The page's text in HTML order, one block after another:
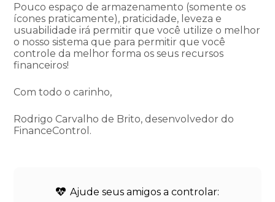
Pouco espaço de armazenamento (somente os
ícones praticamente), praticidade, leveza e
usuabilidade irá permitir que você utilize o melhor
o nosso sistema que para permitir que você
controle da melhor forma os seus recursos
financeiros!
Com todo o carinho,
Rodrigo Carvalho de Brito, desenvolvedor do
FinanceControl.
Ajude seus amigos a controlar: